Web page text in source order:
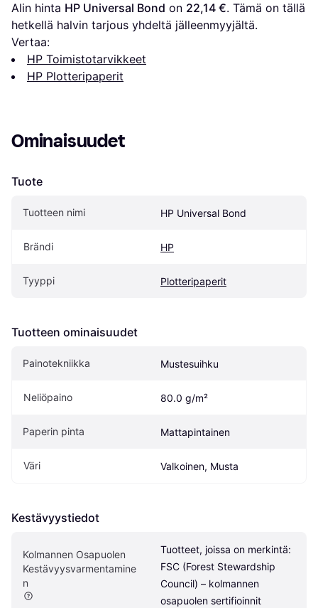
Alin hinta HP Universal Bond on 22,14 €. Tämä on tällä
hetkellä halvin tarjous yhdeltä jälleenmyyjältä.
Vertaa:
HP Toimistotarvikkeet
HP Plotteripaperit
Ominaisuudet
Tuote
Tuotteen nimi HP Universal Bond
Brändi HP
Tyyppi Plotteripaperit
Tuotteen ominaisuudet
Painotekniikka Mustesuihku
Neliöpaino 80.0 g/m²
Paperin pinta Mattapintainen
Väri Valkoinen, Musta
Kestävyystiedot
Kolmannen Osapuolen
Kestävyysvarmentamine
n
Tuotteet, joissa on merkintä:
FSC (Forest Stewardship
Council) – kolmannen
osapuolen sertifioinnit